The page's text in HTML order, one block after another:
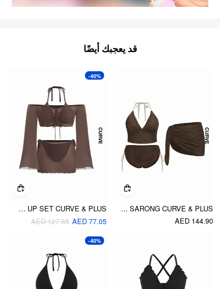
قد يعجبك أيضًا
TEXTURED HALTER MID RISE TIE BIKINI SET WITH SARONG CURVE & PLUS
AED 144.90
-40%
HALTER NECKLINE TIE SIDE TRIANGLE BIKINI SWIMSUIT WITH RUCHED COVER UP SET CURVE & PLUS
AED 77.05
AED 127.65
-40%